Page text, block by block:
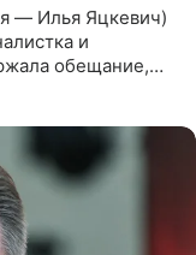
— Илья Яцкевич)
и
обещание,